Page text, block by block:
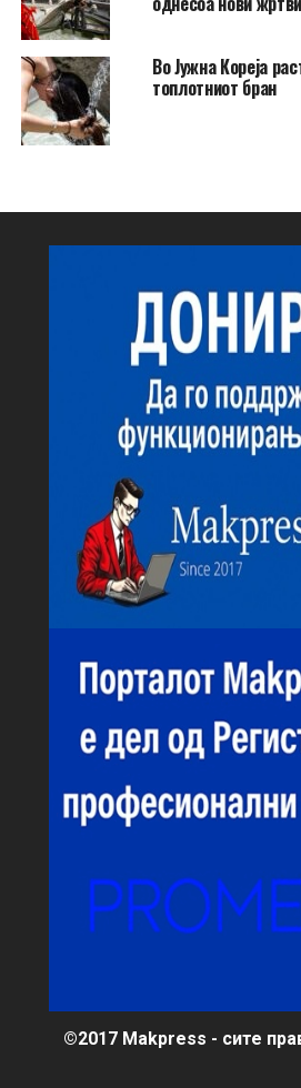
Во Јужна Кореја
топлотниот бран
©2017 Makpress - сите